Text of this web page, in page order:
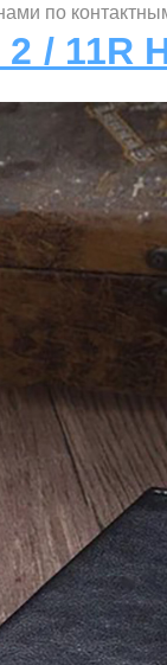
по
2 /